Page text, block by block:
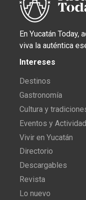
En Yucatán Today,
viva la auténtica
Intereses
Destinos
Gastronomía
Cultura y
Eventos y
Vivir en Yucatán
Directorio
Descargables
Revista
Lo nuevo